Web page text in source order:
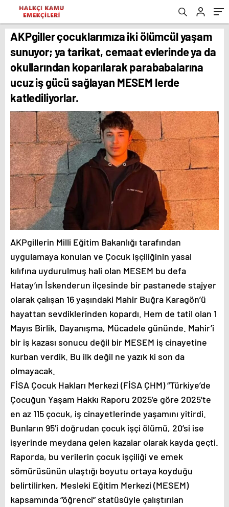
AKPgiller çocuklarımıza iki ölümcül yaşam
sunuyor; ya tarikat, cemaat evlerinde ya da
okullarından koparılarak parababalarına
ucuz iş gücü sağlayan MESEM lerde
katlediliyorlar.
AKPgillerin Milli Eğitim Bakanlığı tarafından
uygulamaya konulan ve Çocuk işçiliğinin yasal
kılıfına uydurulmuş hali olan MESEM bu defa
Hatay’ın İskenderun ilçesinde bir pastanede stajyer
olarak çalışan 16 yaşındaki Mahir Buğra Karagön’ü
hayattan sevdiklerinden kopardı. Hem de tatil olan 1
Mayıs Birlik, Dayanışma, Mücadele gününde. Mahir’i
bir iş kazası sonucu değil bir MESEM iş cinayetine
kurban verdik. Bu ilk değil ne yazık ki son da
olmayacak.
FİSA Çocuk Hakları Merkezi (FİSA ÇHM) “Türkiye’de
Çocuğun Yaşam Hakkı Raporu 2025’e göre 2025’te
en az 115 çocuk, iş cinayetlerinde yaşamını yitirdi.
Bunların 95’i doğrudan çocuk işçi ölümü, 20’si ise
işyerinde meydana gelen kazalar olarak kayda geçti.
Raporda, bu verilerin çocuk işçiliği ve emek
sömürüsünün ulaştığı boyutu ortaya koyduğu
belirtilirken, Mesleki Eğitim Merkezi (MESEM)
kapsamında “öğrenci” statüsüyle çalıştırılan